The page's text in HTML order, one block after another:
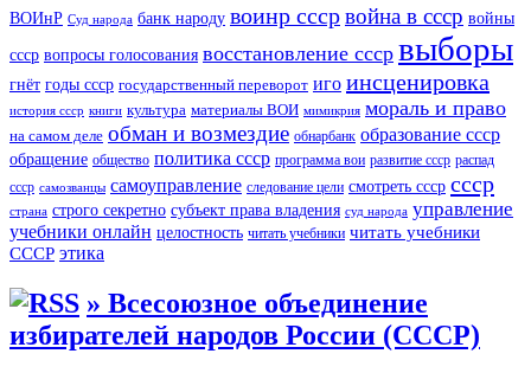
ВОИнР Суд народа банк народу воинр сссрвойна в ссср войны
ссср вопросы голосования восстановление ссср выборы
гнёт годы ссср государственный переворот иго инсценировка
история ссср книги культура материалы ВОИ мимикрия мораль и право
на самом деле обман и возмездие обнарбанк образование ссср
обращение общество политика ссср программа вои развитие ссср распад
ссср самозванцы самоуправление следование цели смотреть ссср ссср
страна строго секретно субъект права владения суд народа управление
учебники онлайн целостность читать учебники читать учебники
СССР этика
» Всесоюзное объединение
избирателей народов России (СССР)